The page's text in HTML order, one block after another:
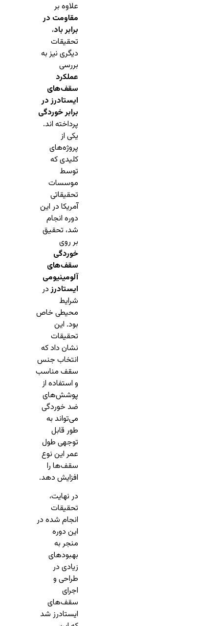
علاوه بر
مقاومت در
برابر باد،
تحقیقات
دیگری نیز به
بررسی
عملکرد
سقف‌های
ایستادرز در
برابر خوردگی
پرداخته اند.
یکی از
پروژه‌های
کلیدی که
توسط
موسسات
تحقیقاتی
آمریکا در این
دوره انجام
شد، تحقیق
بر روی
خوردگی
سقف‌های
آلومینیومی
ایستادرزدر
شرایط
محیطی خاص
بود. این
تحقیقات
نشان داد که
انتخاب جنس
سقف مناسب
و استفاده از
پوشش‌های
ضد خوردگی
می‌تواند به
طور قابل
توجهی طول
عمر این نوع
سقف‌ها را
افزایش دهد.
در نهایت،
تحقیقات
انجام شده در
این دوره
منجر به
بهبودهای
زیادی در
طراحی و
اجرای
سقف‌های
ایستادرز شد